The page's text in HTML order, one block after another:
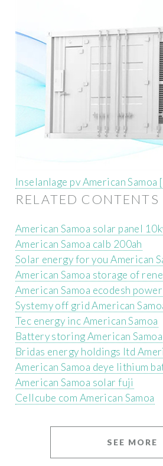
Inselanlage pv American Samoa
RELATED CONTENTS
American Samoa solar panel
American Samoa calb 200ah
Solar energy for you American
American Samoa storage of
American Samoa ecodesh
Systemy off grid American
Tec energy inc American Samoa
Battery storing American Samoa
Bridas energy holdings ltd
American Samoa deye lithium
American Samoa solar fuji
Cellcube com American Samoa
SEE MORE